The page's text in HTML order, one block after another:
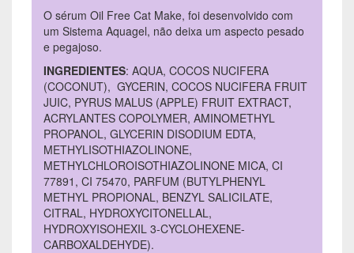
O sérum Oil Free Cat Make, foi desenvolvido com
um Sistema Aquagel, não deixa um aspecto pesado
e pegajoso.
INGREDIENTES: AQUA, COCOS NUCIFERA
(COCONUT), GYCERIN, COCOS NUCIFERA FRUIT
JUIC, PYRUS MALUS (APPLE) FRUIT EXTRACT,
ACRYLANTES COPOLYMER, AMINOMETHYL
PROPANOL, GLYCERIN DISODIUM EDTA,
METHYLISOTHIAZOLINONE,
METHYLCHLOROISOTHIAZOLINONE MICA, CI
77891, CI 75470, PARFUM (BUTYLPHENYL
METHYL PROPIONAL, BENZYL SALICILATE,
CITRAL, HYDROXYCITONELLAL,
HYDROXYISOHEXIL 3-CYCLOHEXENE-
CARBOXALDEHYDE).